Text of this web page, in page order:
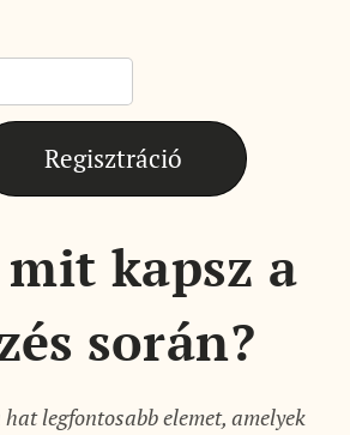
Regisztráció
kapsz a
során?
legfontosabb elemet, amelyek